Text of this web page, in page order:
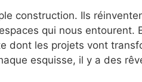
construction. Ils
qui nous entourent.
dont les projets vont
esquisse, il y a des